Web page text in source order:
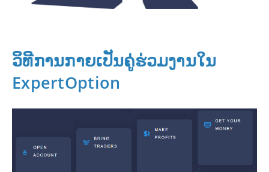
ວິທີການກາຍເປັນຄູ່ຮ່ວມງານໃນ
ExpertOption